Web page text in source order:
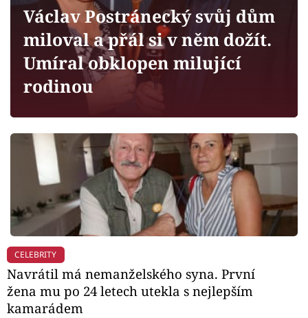
Sledujte prima+
Filmový festival Karlovy Vary
Mámy sobě
Přihlášení
Sledujte nás
Václav Postránecký svůj dům
miloval a přál si v něm dožít.
Umíral obklopen milující
rodinou
CELEBRITY
Navrátil má nemanželského syna. První
žena mu po 24 letech utekla s nejlepším
kamarádem